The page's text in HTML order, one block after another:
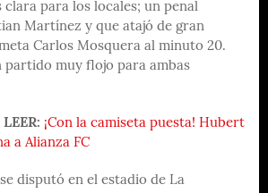
clara para los locales; un penal
Martínez y que atajó de gran
Carlos Mosquera al minuto 20.
partido muy flojo para ambas
¡Con la camiseta puesta! Hubert
a Alianza FC
disputó en el estadio de La